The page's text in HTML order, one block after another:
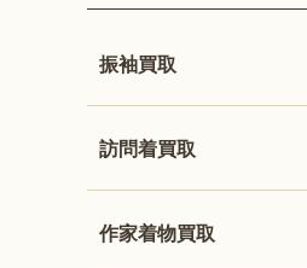
振袖買取
訪問着買取
作家着物買取